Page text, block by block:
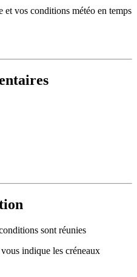
vos conditions météo en temps
sont réunies
indique les créneaux